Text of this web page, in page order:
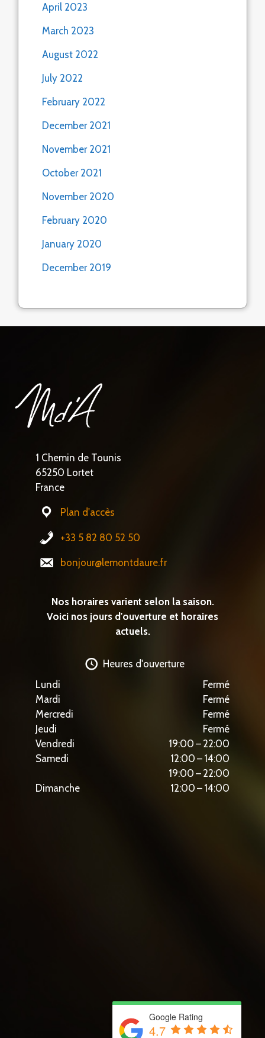
April 2023
March 2023
August 2022
July 2022
February 2022
December 2021
November 2021
October 2021
November 2020
February 2020
January 2020
December 2019
1 Chemin de Tounis
65250 Lortet
France
Plan d'accès
+33 5 82 80 52 50
bonjour@lemontdaure.fr
Nos horaires varient selon la saison.
Voici nos jours d'ouverture et horaires
actuels.
Heures d'ouverture
Lundi
Fermé
Mardi
Fermé
Mercredi
Fermé
Jeudi
Fermé
Vendredi
19:00 – 22:00
Samedi
12:00 – 14:00
19:00 – 22:00
Dimanche
12:00 – 14:00
Google Rating
4.7